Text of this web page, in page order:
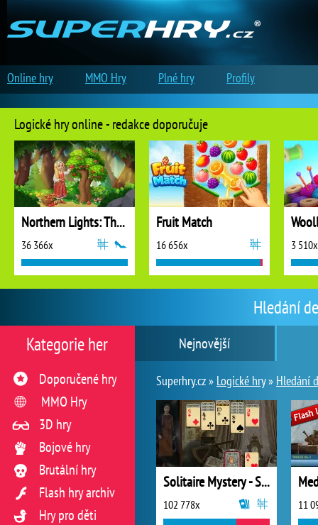
Hledání
Nejnovější
Superhry.cz » Logické hry» Hledání
Solitaire Mystery - Stolen Power
102 778x 11
Kategorie her
Doporučené hry
MMO Hry
3D hry
Bojové hry
Brutální hry
Flash hry archiv
Hry pro děti
Logické hry online - redakce doporučuje
Northern Lights: The Secret of the Forest
36 366x
Fruit Match
16 656x 3 510x
Online hry MMO Hry Plné hry Profily